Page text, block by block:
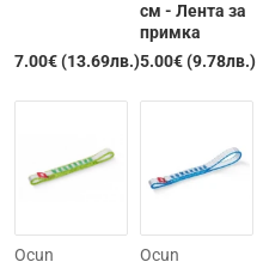
7.00€ (13.69лв.)
см - Лента за
примка
5.00€ (9.78лв.)
Ocun
Ocun